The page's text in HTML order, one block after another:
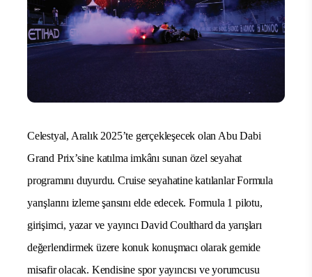
Celestyal, Aralık 2025’te gerçekleşecek olan Abu Dabi
Grand Prix’sine katılma imkânı sunan özel seyahat
programını duyurdu. Cruise seyahatine katılanlar Formula
yarışlarını izleme şansını elde edecek. Formula 1 pilotu,
girişimci, yazar ve yayıncı David Coulthard da yarışları
değerlendirmek üzere konuk konuşmacı olarak gemide
misafir olacak. Kendisine spor yayıncısı ve yorumcusu